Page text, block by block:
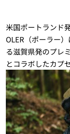
米国ポートランド
OLER（ポーラー
る滋賀県発のプレ
とコラボしたカプ